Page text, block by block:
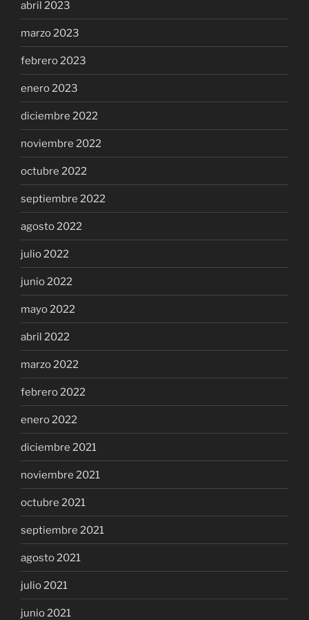
abril 2023
marzo 2023
febrero 2023
enero 2023
diciembre 2022
noviembre 2022
octubre 2022
septiembre 2022
agosto 2022
julio 2022
junio 2022
mayo 2022
abril 2022
marzo 2022
febrero 2022
enero 2022
diciembre 2021
noviembre 2021
octubre 2021
septiembre 2021
agosto 2021
julio 2021
junio 2021